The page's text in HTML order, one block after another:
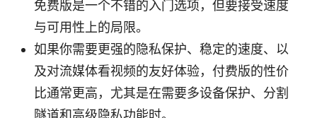
免费版是一个不错的入门选项，但要接受速度
与可用性上的局限。
如果你需要更强的隐私保护、稳定的速度、以
及对流媒体看视频的友好体验，付费版的性价
比通常更高，尤其是在需要多设备保护、分割
隧道和高级隐私功能时。